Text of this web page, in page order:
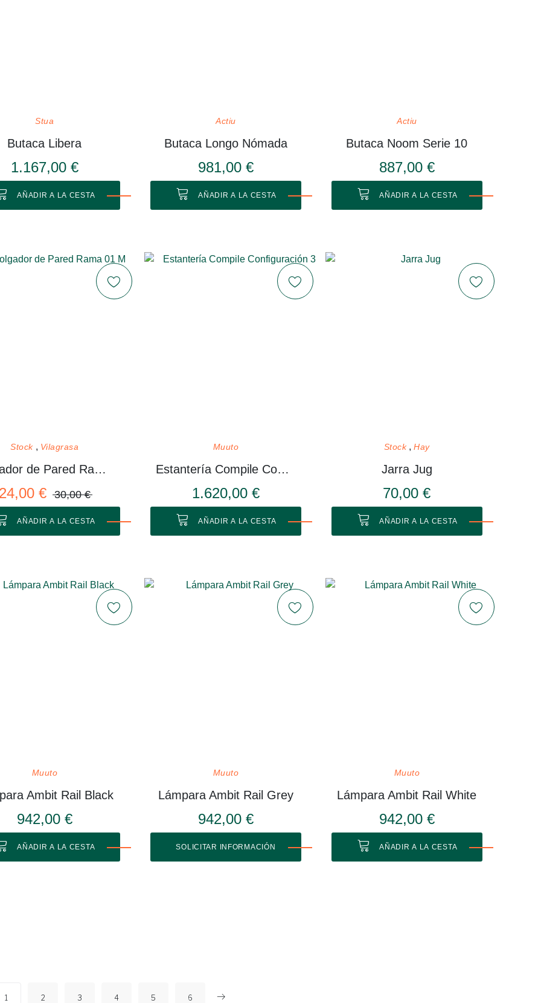
Stua
Butaca Libera
1.167,00 €
AÑADIR A LA CESTA
Actiu
Butaca Longo Nómada
981,00 €
AÑADIR A LA CESTA
Actiu
Butaca Noom Serie 10
887,00 €
AÑADIR A LA CESTA
Stock Vilagrasa
Colgador de Pared Rama 01 M
€ 30,00 €
AÑADIR A LA CESTA
Muuto
Estantería Compile Configuración 3
1.620,00 €
AÑADIR A LA CESTA
Stock Hay
Jarra Jug
70,00 €
AÑADIR A LA CESTA
Muuto
Ambit Rail Black
942,00 €
AÑADIR A LA CESTA
Muuto
Lámpara Ambit Rail Grey
942,00 €
SOLICITAR INFORMACIÓN
Muuto
Lámpara Ambit Rail White
942,00 €
AÑADIR A LA CESTA
1 2 3 4 5 6